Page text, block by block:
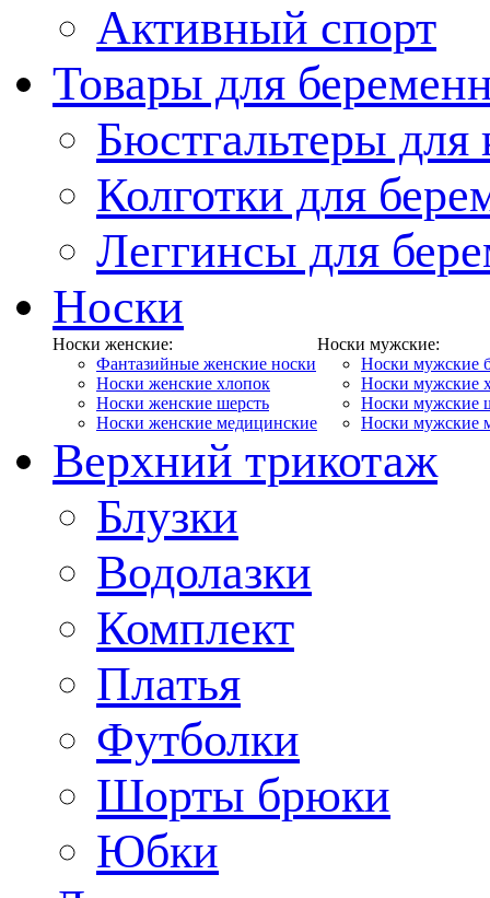
Активный спорт
Товары для
Бюстгальтеры
Колготки для
Леггинсы для
Носки
Носки женские:
Фантазийные женские носки
Носки женские хлопок
Носки женские шерсть
Носки женские медицинские
Носки мужские:
Носки мужские
Носки мужские
Носки мужские
Носки мужские
Верхний трикотаж
Блузки
Водолазки
Комплект
Платья
Футболки
Шорты брюки
Юбки